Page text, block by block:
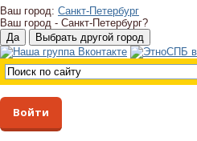
Ваш город: Санкт-Петербург
Ваш город - Санкт-Петербург?
Войти